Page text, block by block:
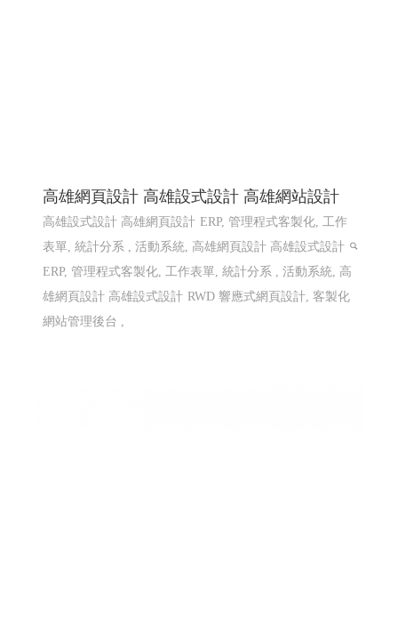
高雄網頁設計 高雄設式設計 高雄網站設計
高雄設式設計 高雄網頁設計 ERP, 管理程式客製化, 工作
表單, 統計分系 , 活動系統, 高雄網頁設計 高雄設式設計
ERP, 管理程式客製化, 工作表單, 統計分系 , 活動系統, 高
雄網頁設計 高雄設式設計 RWD 響應式網頁設計, 客製化
網站管理後台 ,